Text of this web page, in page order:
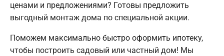
ценами и предложениями? Готовы предложить
выгодный монтаж дома по специальной акции.
Поможем максимально быстро оформить ипотеку,
чтобы построить садовый или частный дом! Мы